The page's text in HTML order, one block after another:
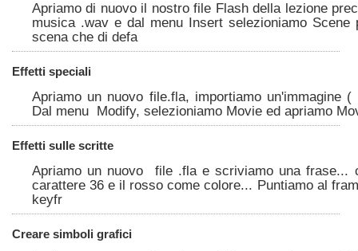
Apriamo di nuovo il nostro file Flash della lezione
musica .wav e dal menu Insert selezioniamo Scene
scena che di defa
Effetti speciali
Apriamo un nuovo file.fla, importiamo un'immagine
Dal menu Modify, selezioniamo Movie ed apriamo
Effetti sulle scritte
Apriamo un nuovo file .fla e scriviamo una frase...
carattere 36 e il rosso come colore... Puntiamo al
keyfr
Creare simboli grafici